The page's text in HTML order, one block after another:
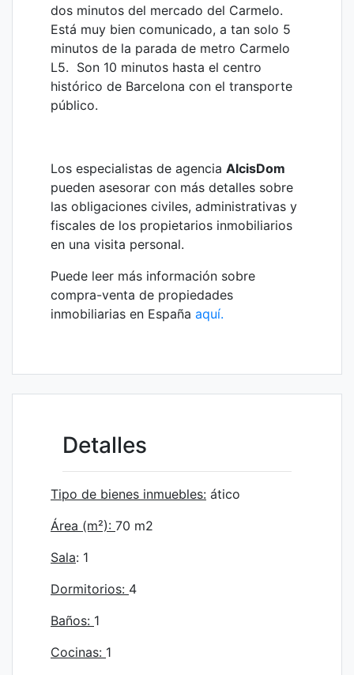
dos minutos del mercado del Carmelo.
Está muy bien comunicado, a tan solo 5
minutos de la parada de metro Carmelo
L5. Son 10 minutos hasta el centro
histórico de Barcelona con el transporte
público.
Los especialistas de agencia AlcisDom
pueden asesorar con más detalles sobre
las obligaciones civiles, administrativas y
fiscales de los propietarios inmobiliarios
en una visita personal.
Puede leer más información sobre
compra-venta de propiedades
inmobiliarias en España aquí.
Detalles
Tipo de bienes inmuebles: ático
Área (m²): 70 m2
Sala: 1
Dormitorios: 4
Baños: 1
Cocinas: 1